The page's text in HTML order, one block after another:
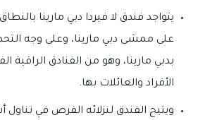
يتواجد فندق لا فيردا دبي مارينا
على ممشى دبي مارينا، وعلى وجه
بدبي مارينا، وهو من الفنادق الراقية
الأفراد والعائلات بها.
ويتيح الفندق لنزلائه الفرص في